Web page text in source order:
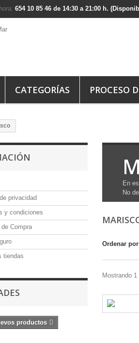
654 10 85 46 de 14:30 a 21:00 h.
CATEGORÍAS PROCESO
privacidad
y condiciones
Compra
tiendas
productos
En
No
Ordenar por
Mostrando